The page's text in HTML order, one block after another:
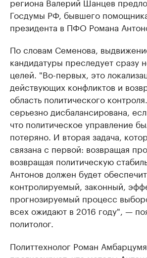
Госдумы РФ, бывшего
президента в ПФО Романа
По словам Семенова,
кандидатуры преследует сразу
целей. "Во-первых, это
действующих конфликтов и
область политического
серьезно дисбалансирована,
что политическое управление
потеряно. И вторая задача,
связана с первой: возвращая
возвращая политическую
Антонов должен будет
контролируемый, законный,
прогнозируемый процесс
всех ожидают в 2016 году", —
политолог.
Политтехнолог Роман